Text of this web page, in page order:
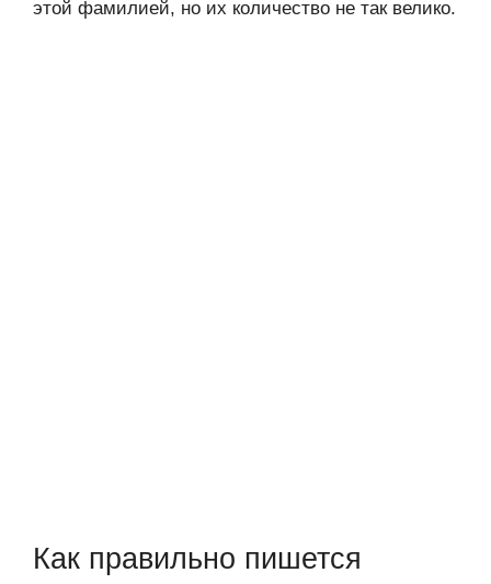
этой фамилией, но их количество не так велико.
Как правильно пишется